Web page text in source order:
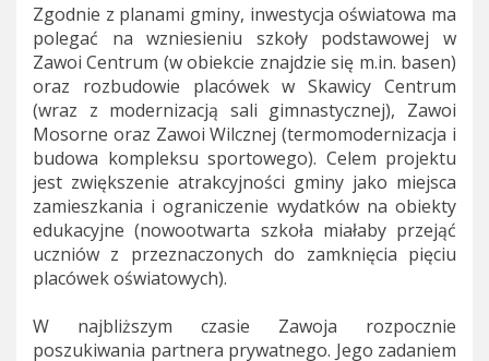
Zgodnie z planami gminy, inwestycja oświatowa ma
polegać na wzniesieniu szkoły podstawowej w
Zawoi Centrum (w obiekcie znajdzie się m.in. basen)
oraz rozbudowie placówek w Skawicy Centrum
(wraz z modernizacją sali gimnastycznej), Zawoi
Mosorne oraz Zawoi Wilcznej (termomodernizacja i
budowa kompleksu sportowego). Celem projektu
jest zwiększenie atrakcyjności gminy jako miejsca
zamieszkania i ograniczenie wydatków na obiekty
edukacyjne (nowootwarta szkoła miałaby przejąć
uczniów z przeznaczonych do zamknięcia pięciu
placówek oświatowych).
W najbliższym czasie Zawoja rozpocznie
poszukiwania partnera prywatnego. Jego zadaniem